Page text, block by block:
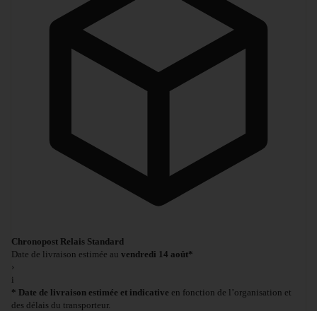
Chronopost Relais Standard
Date de livraison estimée au vendredi 14 août*
›
i
* Date de livraison estimée et indicative en fonction de l’organisation et
des délais du transporteur.